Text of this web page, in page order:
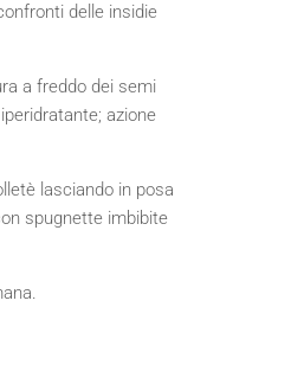
delle insidie
a freddo dei semi
azione
lasciando in posa
spugnette imbibite